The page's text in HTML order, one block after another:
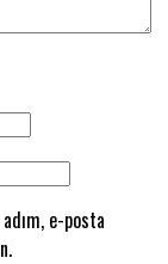
e-posta